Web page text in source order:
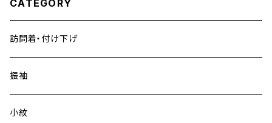
CATEGORY
訪問着・付け下げ
振袖
小紋